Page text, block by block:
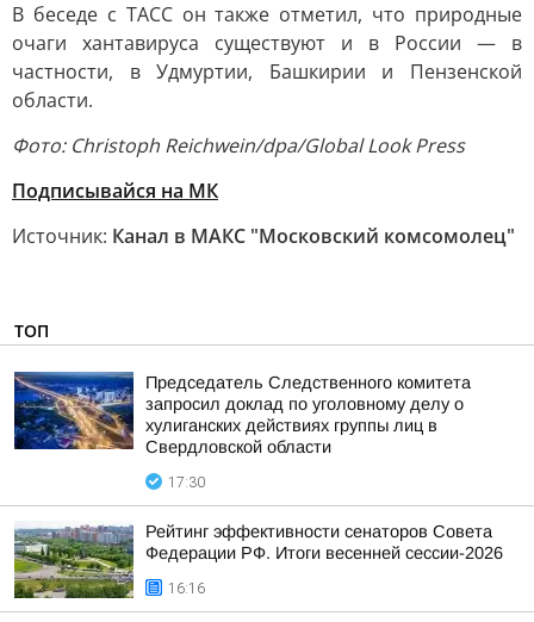
В беседе с ТАСС он также отметил, что природные
очаги хантавируса существуют и в России — в
частности, в Удмуртии, Башкирии и Пензенской
области.
Фото: Christoph Reichwein/dpa/Global Look Press
Подписывайся на МК
Источник: Канал в МАКС "Московский комсомолец"
ТОП
Председатель Следственного комитета
запросил доклад по уголовному делу о
хулиганских действиях группы лиц в
Свердловской области
17:30
Рейтинг эффективности сенаторов Совета
Федерации РФ. Итоги весенней сессии-2026
16:16